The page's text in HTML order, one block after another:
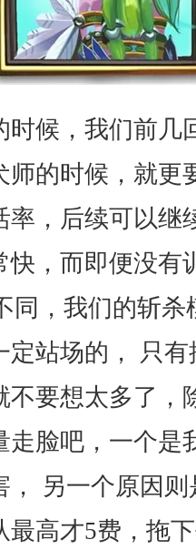
时候，我们前几
师的时候，就更
率，后续可以继
快，而即便没有
同，我们的斩杀
定站场的， 只
不要想太多了，
走脸吧，一个是
， 另一个原因
最高才5费，拖